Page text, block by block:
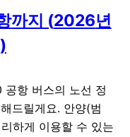
까지 (2026년
항 버스의 노선 정
드릴게요. 안양(범
하게 이용할 수 있는